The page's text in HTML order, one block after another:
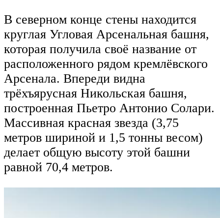
В северном конце стены находится
круглая Угловая Арсенальная башня,
которая получила своё название от
расположенного рядом кремлёвского
Арсенала. Впереди видна
трёхъярусная Никольская башня,
построенная Пьетро Антонио Солари.
Массивная красная звезда (3,75
метров шириной и 1,5 тонны весом)
делает общую высоту этой башни
равной 70,4 метров.